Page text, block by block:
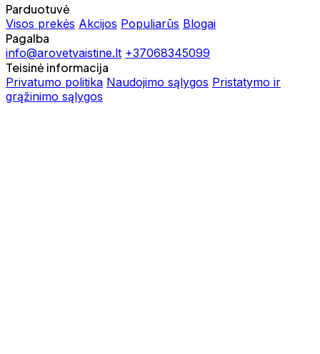
Parduotuvė
Visos prekės Akcijos Populiarūs Blogai
Pagalba
info@arovetvaistine.lt +37068345099
Teisinė informacija
Privatumo politika Naudojimo sąlygos Pristatymo ir
grąžinimo sąlygos